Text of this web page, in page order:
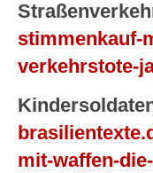
stimmenkauf-
verkehrstote-
mit-waffen-